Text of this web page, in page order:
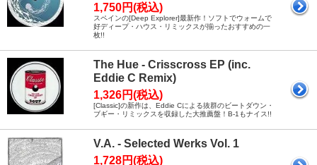
1,750円(税込)
スペインの[Deep Explorer]最新作！ソフトでウォームで
好ディープ・ハウス・リミックスが揃ったおすすめの一
枚!!
The Hue - Crisscross EP (inc.
Eddie C Remix)
1,326円(税込)
[Classic]の新作は、Eddie Cによる抜群のビートダウン・
ブギー・リミックスを収録した大推薦盤！B-1もナイス!!
V.A. - Selected Werks Vol. 1
1,728円(税込)